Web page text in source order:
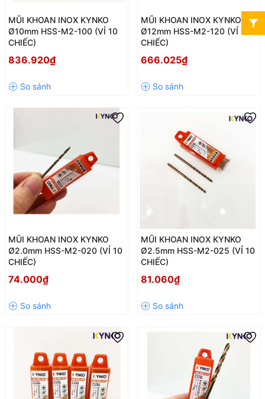
MŨI KHOAN INOX KYNKO
Ø10mm HSS-M2-100 (VỈ 10
CHIẾC)
836.920₫
MŨI KHOAN INOX KYNKO
Ø12mm HSS-M2-120 (VỈ 05
CHIẾC)
666.025₫
MŨI KHOAN INOX KYNKO
Ø2.0mm HSS-M2-020 (VỈ 10
CHIẾC)
74.000₫
MŨI KHOAN INOX KYNKO
Ø2.5mm HSS-M2-025 (VỈ 10
CHIẾC)
81.060₫